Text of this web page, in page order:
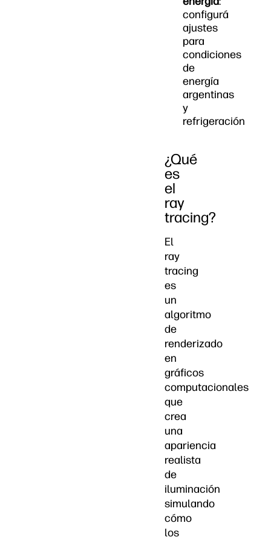
configurá
ajustes
para
condiciones
de
energía
argentinas
y
refrigeración
¿Qué
es
el
ray
tracing?
El
ray
tracing
es
un
algoritmo
de
renderizado
en
gráficos
computacionales
que
crea
una
apariencia
realista
de
iluminación
simulando
cómo
los